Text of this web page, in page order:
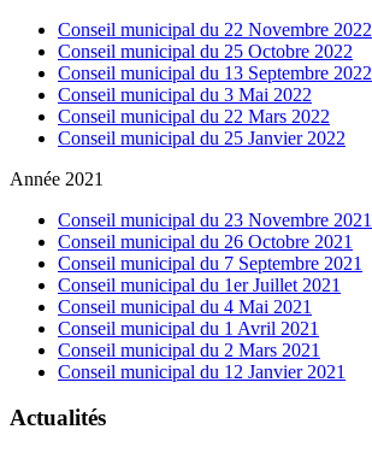
Conseil municipal du 22 Novembre 2022
Conseil municipal du 25 Octobre 2022
Conseil municipal du 13 Septembre 2022
Conseil municipal du 3 Mai 2022
Conseil municipal du 22 Mars 2022
Conseil municipal du 25 Janvier 2022
Année 2021
Conseil municipal du 23 Novembre 2021
Conseil municipal du 26 Octobre 2021
Conseil municipal du 7 Septembre 2021
Conseil municipal du 1er Juillet 2021
Conseil municipal du 4 Mai 2021
Conseil municipal du 1 Avril 2021
Conseil municipal du 2 Mars 2021
Conseil municipal du 12 Janvier 2021
Actualités